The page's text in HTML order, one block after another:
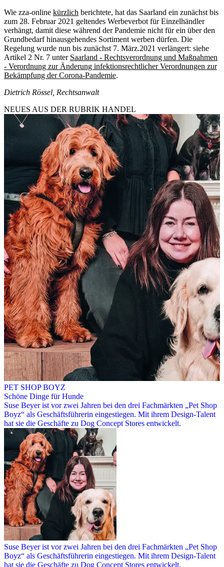
Wie zza-online kürzlich berichtete, hat das Saarland ein zunächst bis
zum 28. Februar 2021 geltendes Werbeverbot für Einzelhändler
verhängt, damit diese während der Pandemie nicht für ein über den
Grundbedarf hinausgehendes Sortiment werben dürfen. Die
Regelung wurde nun bis zunächst 7. März.2021 verlängert: siehe
Artikel 2 Nr. 7 unter Saarland - Rechtsverordnung und Maßnahmen
- Verordnung zur Änderung infektionsrechtlicher Verordnungen zur
Bekämpfung der Corona-Pandemie.
Dietrich Rössel, Rechtsanwalt
NEUES AUS DER RUBRIK HANDEL
PET SHOP BOYZ
Schöne Dinge für Hunde
Suse Beyer ist vor zwei Jahren bei den drei Fachmärkten „Pet Shop
Boyz“ als Geschäftsführerin eingestiegen. Mit ihrem Design-Talent
hat sie die Geschäfte zu Dog Concept Stores entwickelt.
Suse Beyer ist vor zwei Jahren bei den drei Fachmärkten „Pet Shop
Boyz“ als Geschäftsführerin eingestiegen. Mit ihrem Design-Talent
hat sie die Geschäfte zu Dog Concept Stores entwickelt.